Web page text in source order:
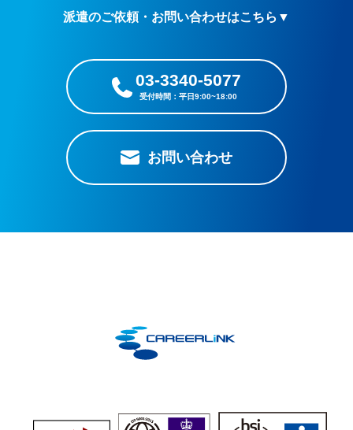
派遣のご依頼・お問い合わせはこちら▼
03-3340-5077
お問い合わせ